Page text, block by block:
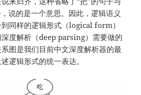
说的是一个意思。因此，逻辑语义
同样的逻辑形式（logical form）
度解析（deep parsing）需要做的
图是我们目前中文深度解析器的最
逻辑形式的统一表达。